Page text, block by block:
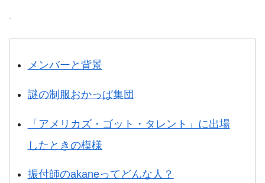
メンバーと背景
謎の制服おかっぱ集団
「アメリカズ・ゴット・タレント」に出場
したときの模様
振付師のakaneってどんな人？